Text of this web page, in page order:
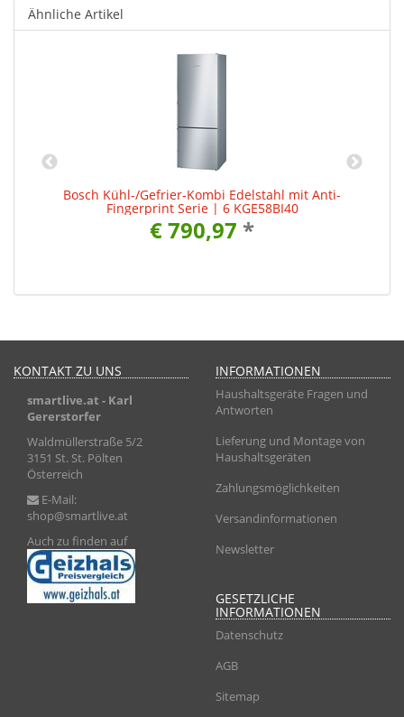
Ähnliche Artikel
Bosch Kühl-/Gefrier-Kombi Edelstahl mit Anti-
Fingerprint Serie | 6 KGE58BI40
€ 790,97 *
KONTAKT ZU UNS
smartlive.at - Karl
Gererstorfer
Waldmüllerstraße 5/2
3151 St. St. Pölten
Österreich
E-Mail:
shop@smartlive.at
Auch zu finden auf
INFORMATIONEN
Haushaltsgeräte Fragen und
Antworten
Lieferung und Montage von
Haushaltsgeräten
Zahlungsmöglichkeiten
Versandinformationen
Newsletter
GESETZLICHE
INFORMATIONEN
Datenschutz
AGB
Sitemap